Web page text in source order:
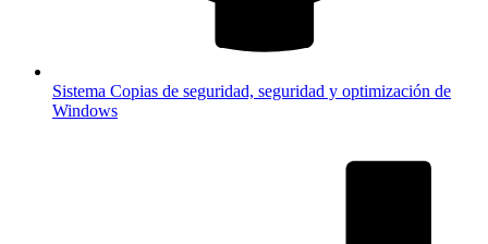
Sistema Copias de seguridad, seguridad y optimización de
Windows